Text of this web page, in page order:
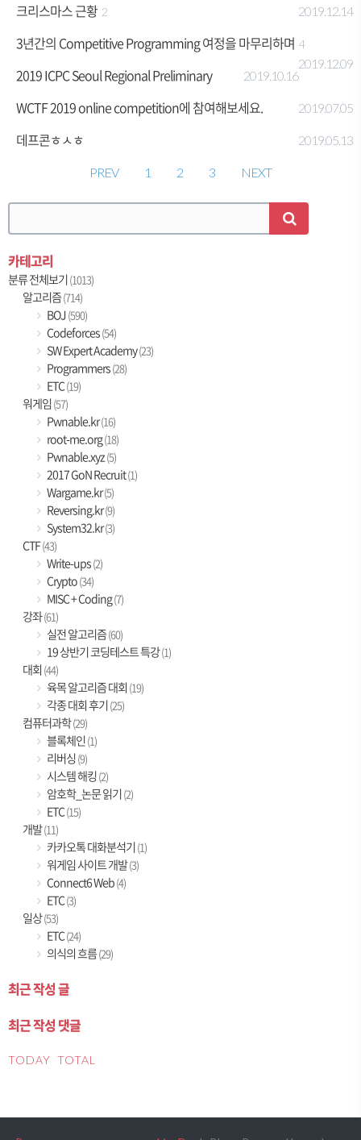
크리스마스 근황 2 2019.12.14
3년간의 Competitive Programming 여정을 마무리하며 4
2019.12.09
2019 ICPC Seoul Regional Preliminary 2019.10.16
WCTF 2019 online competition에 참여해보세요. 2019.07.05
데프콘ㅎㅅㅎ 2019.05.13
PREV 1 2 3 NEXT
카테고리
분류 전체보기(1013)
알고리즘(714)
BOJ (590)
Codeforces(54)
SW Expert Academy(23)
Programmers(28)
ETC(19)
워게임(57)
Pwnable.kr(16)
root-me.org(18)
Pwnable.xyz(5)
2017 GoN Recruit(1)
Wargame.kr(5)
Reversing.kr(9)
System32.kr(3)
CTF(43)
Write-ups(2)
Crypto(34)
MISC + Coding(7)
강좌(61)
실전 알고리즘(60)
19 상반기 코딩테스트 특강(1)
대회 (44)
육목 알고리즘 대회 (19)
각종 대회 후기(25)
컴퓨터과학(29)
블록체인(1)
리버싱(9)
시스템 해킹(2)
암호학_논문 읽기(2)
ETC(15)
개발(11)
카카오톡 대화분석기(1)
워게임 사이트 개발(3)
Connect6 Web(4)
ETC(3)
일상(53)
ETC(24)
의식의 흐름(29)
최근 작성 글
최근 작성 댓글
TODAY TOTAL